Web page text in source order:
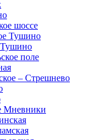
шоссе
Тушино
Тушино
поле
– Стрешнево
Мневники